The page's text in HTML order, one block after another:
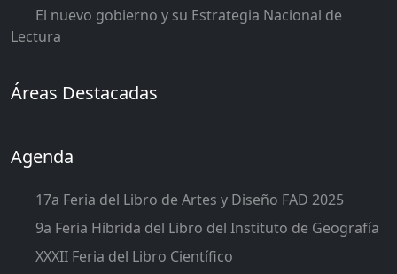
El nuevo gobierno y su Estrategia Nacional de
Lectura
Áreas Destacadas
Agenda
17a Feria del Libro de Artes y Diseño FAD 2025
9a Feria Híbrida del Libro del Instituto de Geografía
XXXII Feria del Libro Científico